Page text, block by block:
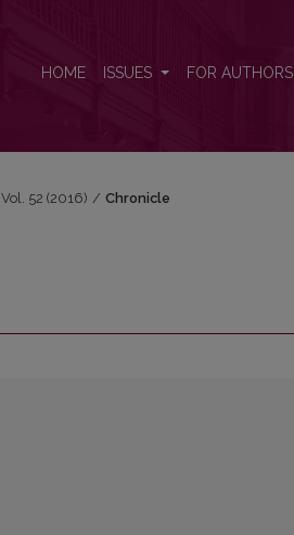
HOME ISSUES FOR AUTHORS
Vol. 52 (2016) / Chronicle